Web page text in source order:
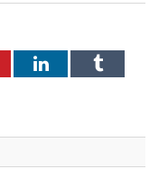
LinkedInTumblr